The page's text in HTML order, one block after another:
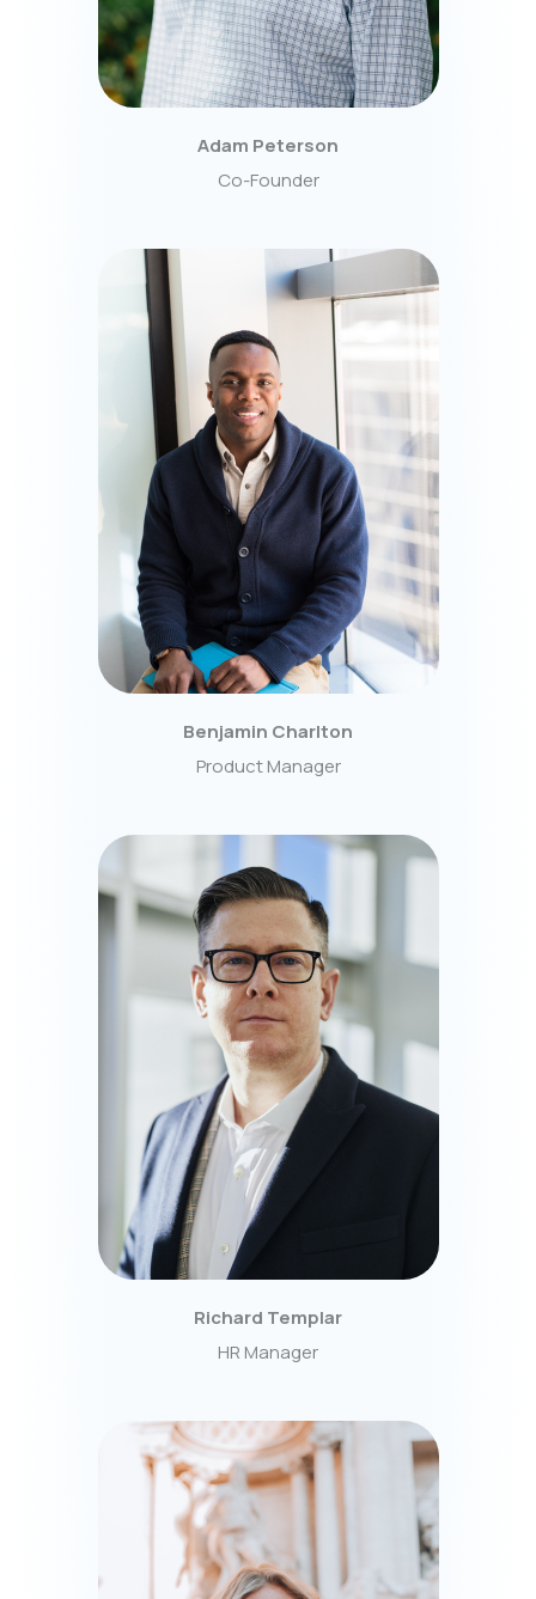
Adam Peterson
Co-Founder
Benjamin Charlton
Product Manager
Richard Templar
HR Manager